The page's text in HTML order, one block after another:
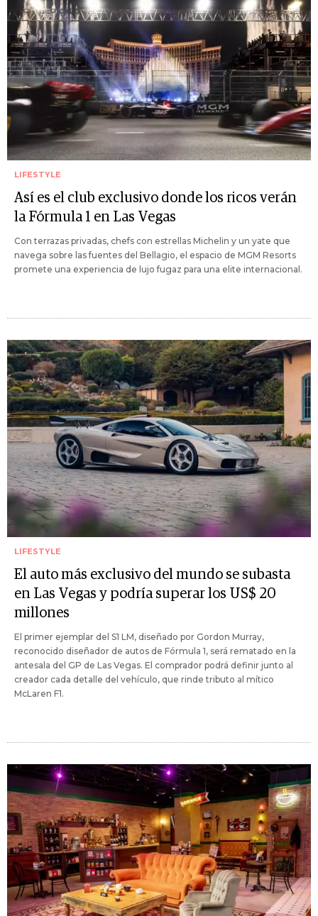
LIFESTYLE
Así es el club exclusivo donde los ricos verán
la Fórmula 1 en Las Vegas
Con terrazas privadas, chefs con estrellas Michelin y un yate que
navega sobre las fuentes del Bellagio, el espacio de MGM Resorts
promete una experiencia de lujo fugaz para una elite internacional.
LIFESTYLE
El auto más exclusivo del mundo se subasta
en Las Vegas y podría superar los US$ 20
millones
El primer ejemplar del S1 LM, diseñado por Gordon Murray,
reconocido diseñador de autos de Fórmula 1, será rematado en la
antesala del GP de Las Vegas. El comprador podrá definir junto al
creador cada detalle del vehículo, que rinde tributo al mítico
McLaren F1.